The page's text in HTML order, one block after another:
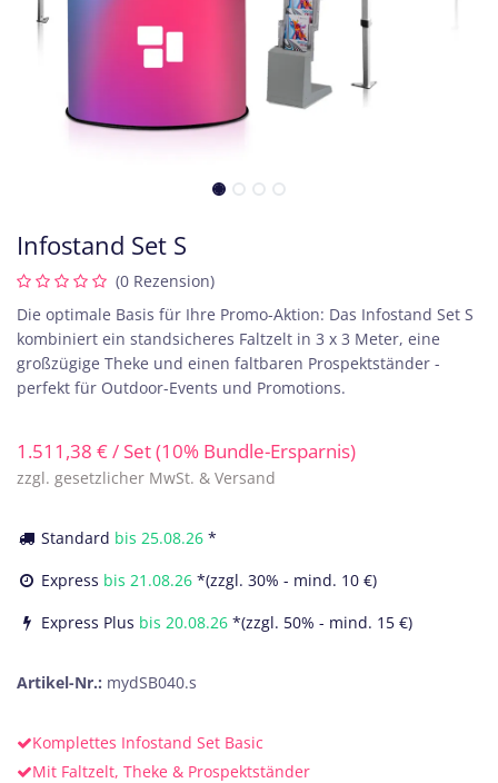
Infostand Set S
(0 Rezension)
Die optimale Basis für Ihre Promo-Aktion: Das Infostand Set S
kombiniert ein standsicheres Faltzelt in 3 x 3 Meter, eine
großzügige Theke und einen faltbaren Prospektständer -
perfekt für Outdoor-Events und Promotions.
1.511,38 €/ Set (10% Bundle-Ersparnis)
zzgl. gesetzlicher MwSt. & Versand
Standard bis 25.08.26 *
Express bis 21.08.26 *(zzgl. 30% - mind. 10 €)
Express Plus bis 20.08.26 *(zzgl. 50% - mind. 15 €)
Artikel-Nr.: mydSB040.s
Komplettes Infostand Set Basic
Mit Faltzelt, Theke & Prospektständer